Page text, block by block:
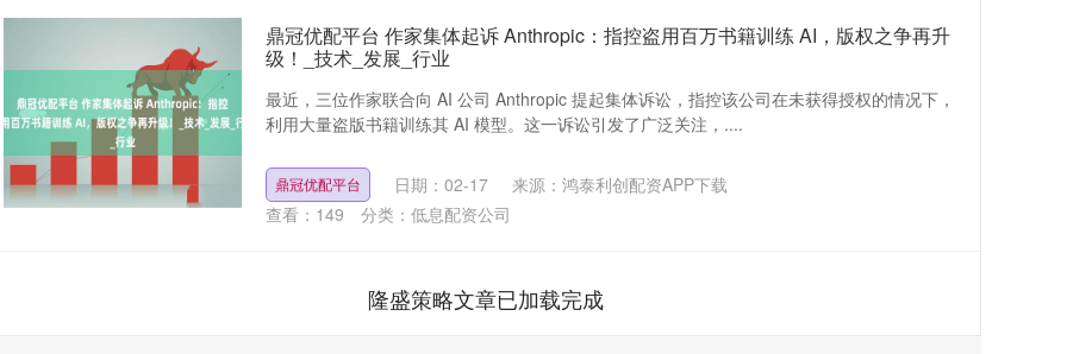
鼎冠优配平台 作家集体起诉 Anthropic：指控盗用百万书籍训练 AI，版权之争再升
级！_技术_发展_行业
最近，三位作家联合向 AI 公司 Anthropic 提起集体诉讼，指控该公司在未获得授权的情况下，
利用大量盗版书籍训练其 AI 模型。这一诉讼引发了广泛关注，....
鼎冠优配平台 日期：02-17
来源：鸿泰利创配资APP下载
查看： 149 分类： 低息配资公司
隆盛策略文章已加载完成